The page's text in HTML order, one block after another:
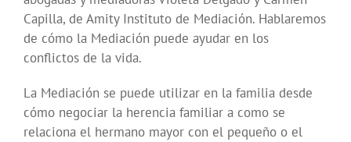
Capilla, de Amity Instituto de Mediación. Hablaremos
de cómo la Mediación puede ayudar en los
conflictos de la vida.
La Mediación se puede utilizar en la familia desde
cómo negociar la herencia familiar a como se
relaciona el hermano mayor con el pequeño o el